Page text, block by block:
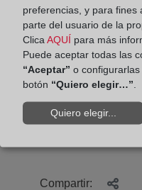
Comunidad
La información
Mercantildel primer
de Registradores
se
https://
Compartir:
preferencias, y para fines
parte del usuario de la
Clica AQUÍ para más
Puede aceptar todas las
“Aceptar” o
botón “Quiero elegir…”
Quiero elegir...